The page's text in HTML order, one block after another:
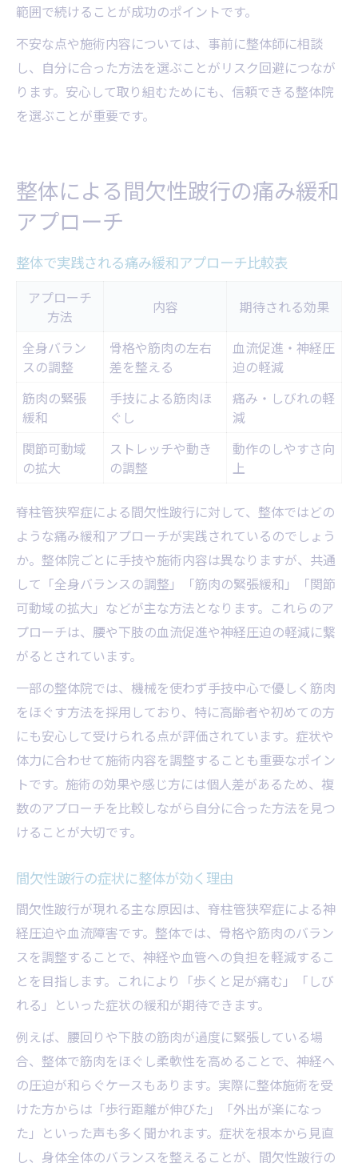
範囲で続けることが成功のポイントです。
不安な点や施術内容については、事前に整体師に相談
し、自分に合った方法を選ぶことがリスク回避につなが
ります。安心して取り組むためにも、信頼できる整体院
を選ぶことが重要です。
整体による間欠性跛行の痛み緩和
アプローチ
整体で実践される痛み緩和アプローチ比較表
アプローチ
方法
内容 期待される効果
全身バラン
スの調整
骨格や筋肉の左右
差を整える
血流促進・神経圧
迫の軽減
筋肉の緊張
緩和
手技による筋肉ほ
ぐし
痛み・しびれの軽
減
関節可動域
の拡大
ストレッチや動き
の調整
動作のしやすさ向
上
脊柱管狭窄症による間欠性跛行に対して、整体ではどの
ような痛み緩和アプローチが実践されているのでしょう
か。整体院ごとに手技や施術内容は異なりますが、共通
して「全身バランスの調整」「筋肉の緊張緩和」「関節
可動域の拡大」などが主な方法となります。これらのア
プローチは、腰や下肢の血流促進や神経圧迫の軽減に繋
がるとされています。
一部の整体院では、機械を使わず手技中心で優しく筋肉
をほぐす方法を採用しており、特に高齢者や初めての方
にも安心して受けられる点が評価されています。症状や
体力に合わせて施術内容を調整することも重要なポイン
トです。施術の効果や感じ方には個人差があるため、複
数のアプローチを比較しながら自分に合った方法を見つ
けることが大切です。
間欠性跛行の症状に整体が効く理由
間欠性跛行が現れる主な原因は、脊柱管狭窄症による神
経圧迫や血流障害です。整体では、骨格や筋肉のバラン
スを調整することで、神経や血管への負担を軽減するこ
とを目指します。これにより「歩くと足が痛む」「しび
れる」といった症状の緩和が期待できます。
例えば、腰回りや下肢の筋肉が過度に緊張している場
合、整体で筋肉をほぐし柔軟性を高めることで、神経へ
の圧迫が和らぐケースもあります。実際に整体施術を受
けた方からは「歩行距離が伸びた」「外出が楽になっ
た」といった声も多く聞かれます。症状を根本から見直
し、身体全体のバランスを整えることが、間欠性跛行の